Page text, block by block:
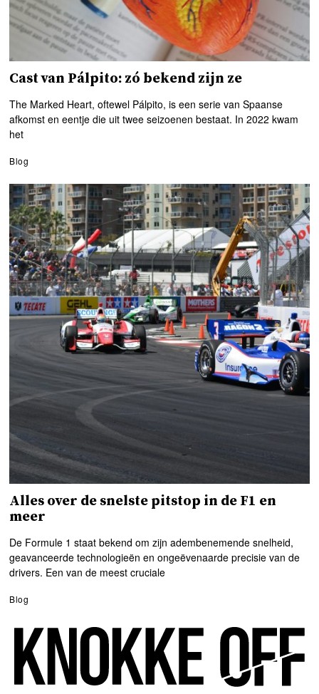
Cast van Pálpito: zó bekend zijn ze
The Marked Heart, oftewel Pálpito, is een serie van Spaanse
afkomst en eentje die uit twee seizoenen bestaat. In 2022 kwam
het
Blog
Alles over de snelste pitstop in de F1 en
meer
De Formule 1 staat bekend om zijn adembenemende snelheid,
geavanceerde technologieën en ongeëvenaarde precisie van de
drivers. Een van de meest cruciale
Blog